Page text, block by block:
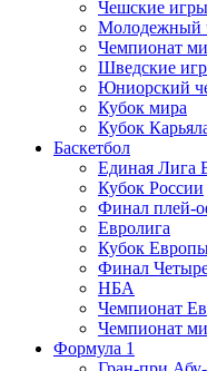
Чешские игры
Молодежный
Чемпионат
Шведские
Юниорский
Кубок мира
Кубок
Баскетбол
Единая Лига
Кубок России
Финал плей-
Евролига
Кубок
Финал
НБА
Чемпионат
Чемпионат
Формула 1